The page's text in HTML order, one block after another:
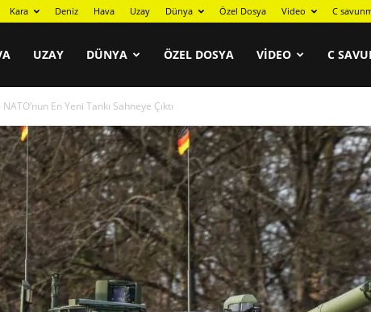
Kara Deniz Hava Uzay Dünya Özel Dosya Video C
UZAY DÜNYA ÖZEL DOSYA VIDEO C
En Yeni Tankı Sahneye Çıktı